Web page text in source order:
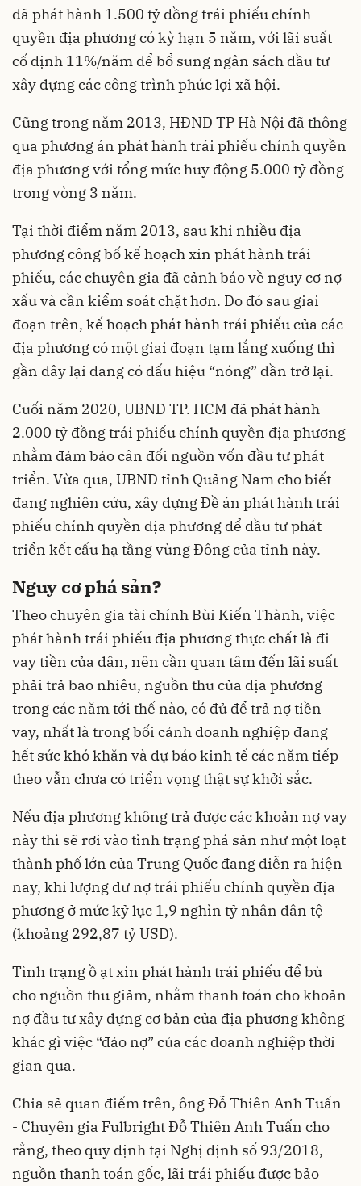
đã phát hành 1.500 tỷ đồng trái phiếu chính
quyền địa phương có kỳ hạn 5 năm, với lãi suất
cố định 11%/năm để bổ sung ngân sách đầu tư
xây dựng các công trình phúc lợi xã hội.
Cũng trong năm 2013, HĐND TP Hà Nội đã thông
qua phương án phát hành trái phiếu chính quyền
địa phương với tổng mức huy động 5.000 tỷ đồng
trong vòng 3 năm.
Tại thời điểm năm 2013, sau khi nhiều địa
phương công bố kế hoạch xin phát hành trái
phiếu, các chuyên gia đã cảnh báo về nguy cơ nợ
xấu và cần kiểm soát chặt hơn. Do đó sau giai
đoạn trên, kế hoạch phát hành trái phiếu của các
địa phương có một giai đoạn tạm lắng xuống thì
gần đây lại đang có dấu hiệu “nóng” dần trở lại.
Cuối năm 2020, UBND TP. HCM đã phát hành
2.000 tỷ đồng trái phiếu chính quyền địa phương
nhằm đảm bảo cân đối nguồn vốn đầu tư phát
triển. Vừa qua, UBND tỉnh Quảng Nam cho biết
đang nghiên cứu, xây dựng Đề án phát hành trái
phiếu chính quyền địa phương để đầu tư phát
triển kết cấuhạ tầngvùng Đông của tỉnh này.
Nguy cơ phá sản?
Theo chuyên gia tài chính Bùi Kiến Thành, việc
phát hành trái phiếu địa phương thực chất là đi
vay tiền của dân, nên cần quan tâm đến lãi suất
phải trả bao nhiêu, nguồn thu của địa phương
trong các năm tới thế nào, có đủ để trả nợ tiền
vay, nhất là trong bối cảnh doanh nghiệp đang
hết sức khó khăn và dự báo kinh tế các năm tiếp
theo vẫn chưa có triển vọng thật sự khởi sắc.
Nếu địa phương không trả được các khoản nợ vay
này thì sẽ rơi vào tình trạng phá sản như một loạt
thành phố lớn của Trung Quốc đang diễn ra hiện
nay, khi lượng dư nợ trái phiếu chính quyền địa
phương ở mức kỷ lục 1,9 nghìn tỷ nhân dân tệ
(khoảng 292,87 tỷ USD).
Tình trạng ồ ạt xin phát hành trái phiếu để bù
cho nguồn thu giảm, nhằm thanh toán cho khoản
nợ đầu tư xây dựng cơ bản của địa phương không
khác gì việc “đảo nợ” của các doanh nghiệp thời
gian qua.
Chia sẻ quan điểm trên, ông Đỗ Thiên Anh Tuấn
- Chuyên gia Fulbright Đỗ Thiên Anh Tuấn cho
rằng, theo quy định tại Nghị định số 93/2018,
nguồn thanh toán gốc, lãi trái phiếu được bảo